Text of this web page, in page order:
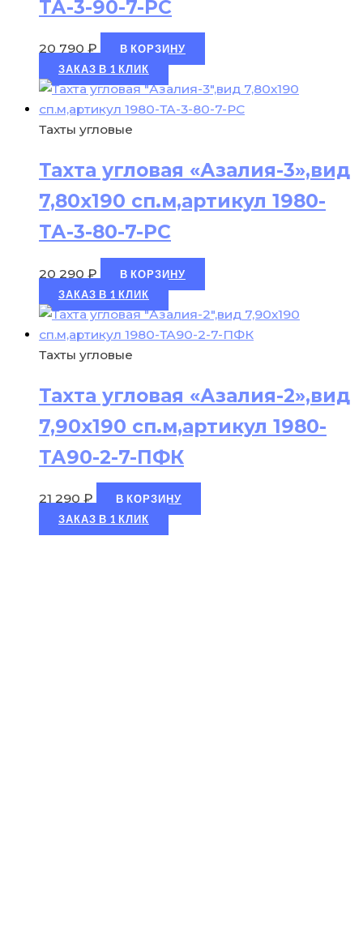
ТА-3-90-7-РС
20 790 ₽
В КОРЗИНУ
ЗАКАЗ В 1 КЛИК
Тахты угловые
Тахта угловая «Азалия-3»,вид
7,80х190 сп.м,артикул 1980-
ТА-3-80-7-РС
20 290 ₽
В КОРЗИНУ
ЗАКАЗ В 1 КЛИК
Тахты угловые
Тахта угловая «Азалия-2»,вид
7,90х190 сп.м,артикул 1980-
ТА90-2-7-ПФК
21 290 ₽
В КОРЗИНУ
ЗАКАЗ В 1 КЛИК